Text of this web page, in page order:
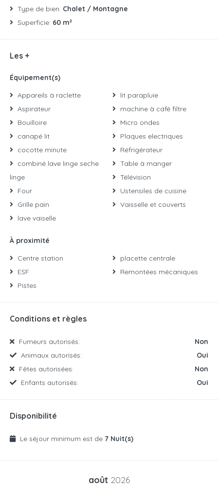
Type de bien: Chalet / Montagne
Superficie: 60 m²
Les +
Équipement(s)
Appareils à raclette
Aspirateur
Bouilloire
canapé lit
cocotte minute
combiné lave linge seche
linge
Four
Grille pain
lave vaiselle
lit parapluie
machine à café filtre
Micro ondes
Plaques electriques
Réfrigérateur
Table à manger
Télévision
Ustensiles de cuisine
Vaisselle et couverts
À proximité
Centre station
ESF
Pistes
placette centrale
Remontées mécaniques
Conditions et règles
Fumeurs autorisés:
Non
Animaux autorisés:
Oui
Fêtes autorisées:
Non
Enfants autorisés:
Oui
Disponibilité
Le séjour minimum est de 7 Nuit(s)
août 2026